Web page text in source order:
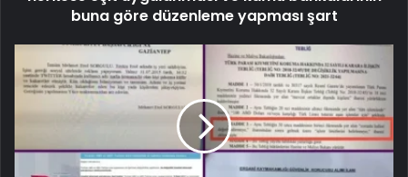
buna göre düzenleme yapması şart